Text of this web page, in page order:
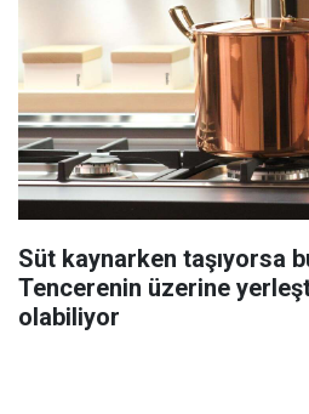
Süt kaynarken taşıyorsa
Tencerenin üzerine
olabiliyor